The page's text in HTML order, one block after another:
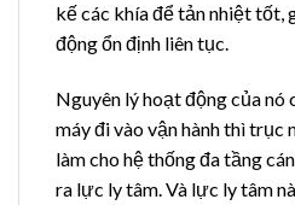
kế các khía để tản nhiệt tốt,
động ổn định liên tục.
Nguyên lý hoạt động của nó
máy đi vào vận hành thì trục
làm cho hệ thống đa tầng
ra lực ly tâm. Và lực ly tâm